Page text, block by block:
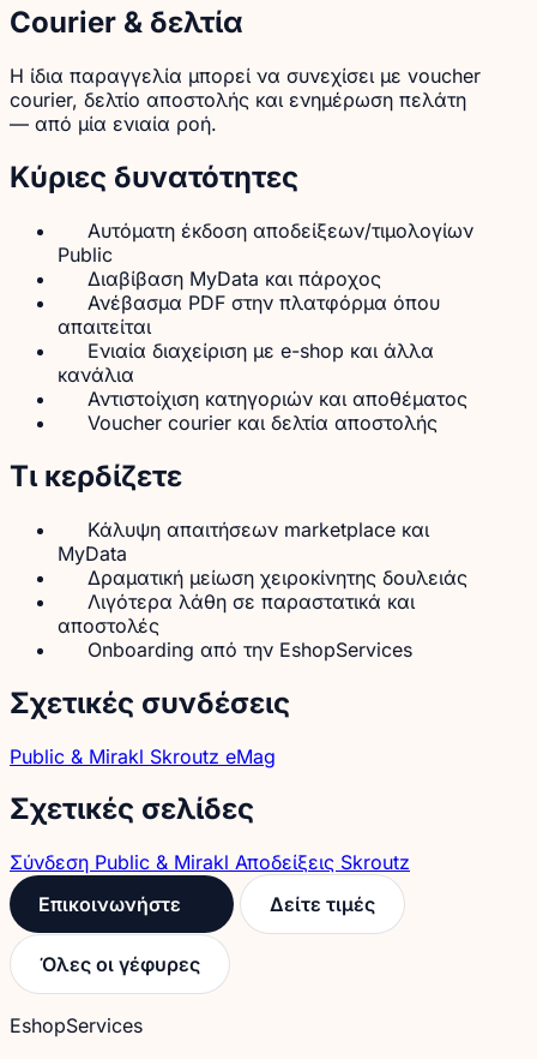
Courier & δελτία
Η ίδια παραγγελία μπορεί να συνεχίσει με voucher
courier, δελτίο αποστολής και ενημέρωση πελάτη
— από μία ενιαία ροή.
Κύριες δυνατότητες
Αυτόματη έκδοση αποδείξεων/τιμολογίων
Public
Διαβίβαση MyData και πάροχος
Ανέβασμα PDF στην πλατφόρμα όπου
απαιτείται
Ενιαία διαχείριση με e-shop και άλλα
κανάλια
Αντιστοίχιση κατηγοριών και αποθέματος
Voucher courier και δελτία αποστολής
Τι κερδίζετε
Κάλυψη απαιτήσεων marketplace και
MyData
Δραματική μείωση χειροκίνητης δουλειάς
Λιγότερα λάθη σε παραστατικά και
αποστολές
Onboarding από την EshopServices
Σχετικές συνδέσεις
Public & Mirakl Skroutz eMag
Σχετικές σελίδες
Σύνδεση Public & Mirakl Αποδείξεις Skroutz
Επικοινωνήστε
Δείτε τιμές
Όλες οι γέφυρες
EshopServices